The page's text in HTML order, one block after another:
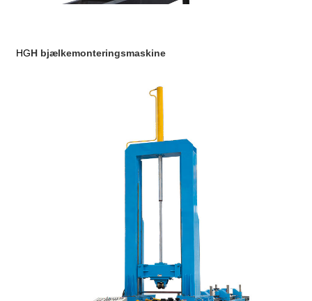
HGH bjælkemonteringsmaskine